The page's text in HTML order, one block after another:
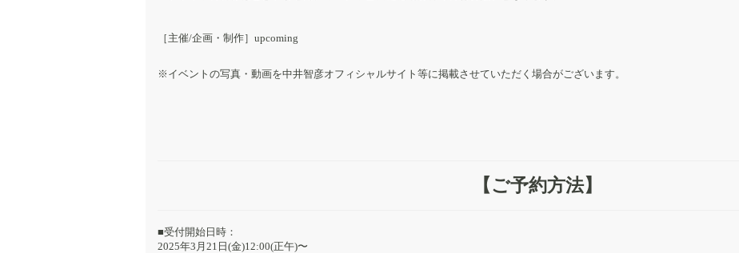
［主催/企画・制作］upcoming
※イベントの写真・動画を中井智彦オフィシャルサイト等に掲載させていただく場合がございます。
【ご予約方法】
■受付開始日時：
2025年3月21日(金)12:00(正午)〜